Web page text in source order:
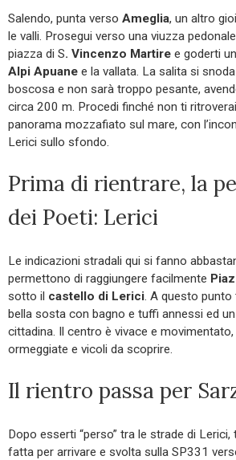
Salendo, punta verso Ameglia, un altro
le valli. Prosegui verso una viuzza
piazza di S. Vincenzo Martire e goderti
Alpi Apuane e la vallata. La salita si
boscosa e non sarà troppo pesante,
circa 200 m. Procedi finché non ti
panorama mozzafiato sul mare, con
Lerici sullo sfondo.
Prima di rientrare, la
dei Poeti: Lerici
Le indicazioni stradali qui si fanno
permettono di raggiungere facilmente
sotto il castello di Lerici. A questo
bella sosta con bagno e tuffi annessi ed
cittadina. Il centro è vivace e
ormeggiate e vicoli da scoprire.
Il rientro passa per
Dopo esserti “perso” tra le strade di
fatta per arrivare e svolta sulla SP331